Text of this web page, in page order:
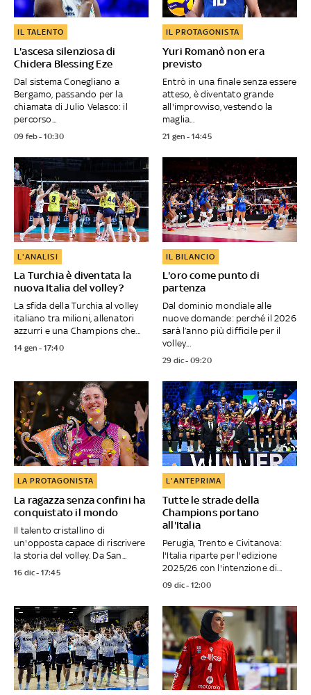
L'ascesa silenziosa di
Chidera Blessing Eze
IL TALENTO
Dal sistema Conegliano a
Bergamo, passando per la
chiamata di Julio Velasco: il
percorso...
09 feb - 10:30
Yuri Romanò non era
previsto
IL PROTAGONISTA
Entrò in una finale senza essere
atteso, è diventato grande
all'improvviso, vestendo la
maglia...
21 gen - 14:45
La Turchia è diventata la
nuova Italia del volley?
L'ANALISI
La sfida della Turchia al volley
italiano tra milioni, allenatori
azzurri e una Champions che...
14 gen - 17:40
L'oro come punto di
partenza
IL BILANCIO
Dal dominio mondiale alle
nuove domande: perché il 2026
sarà l’anno più difficile per il
volley...
29 dic - 09:20
La ragazza senza confini ha
conquistato il mondo
LA PROTAGONISTA
Il talento cristallino di
un'opposta capace di riscrivere
la storia del volley. Da San...
16 dic - 17:45
Tutte le strade della
Champions portano
all'Italia
L'ANTEPRIMA
Perugia, Trento e Civitanova:
l'Italia riparte per l'edizione
2025/26 con l'intenzione di...
09 dic - 12:00